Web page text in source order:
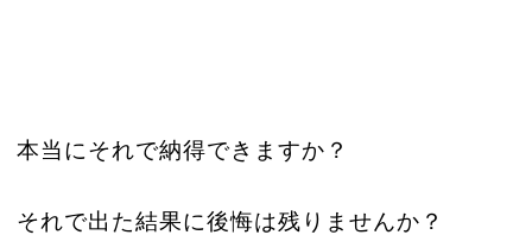
本当にそれで納得できますか？
それで出た結果に後悔は残りませんか？